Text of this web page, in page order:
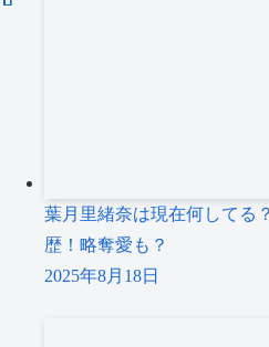
葉月里緒奈は現在何してる
歴！略奪愛も？
2025年8月18日